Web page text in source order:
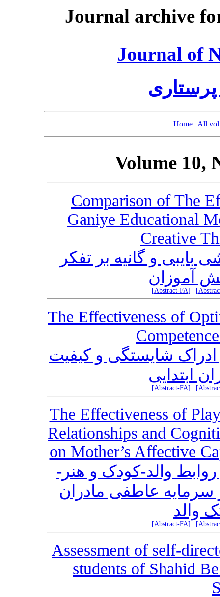
Journal archive
Journal of
Home | All
Volume 10,
Comparison of The
Ganiye Educational
Creative
و گانیه بر تفکر
آموزان
[Abstract-FA]
The Effectiveness of
شایستگی و کیفیت
ابتدایی
[Abstract-FA]
The Effectiveness of
Relationships and
on Mother’s Affective
والد-کودک و هنر-
سرمایه عاطفی مادران
والد
[Abstract-FA]
Assessment of self-
students of Shahid